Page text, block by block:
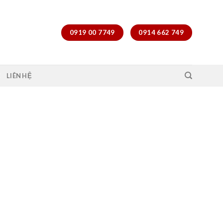
0919 00 7749 0914 662 749
LIÊN HỆ